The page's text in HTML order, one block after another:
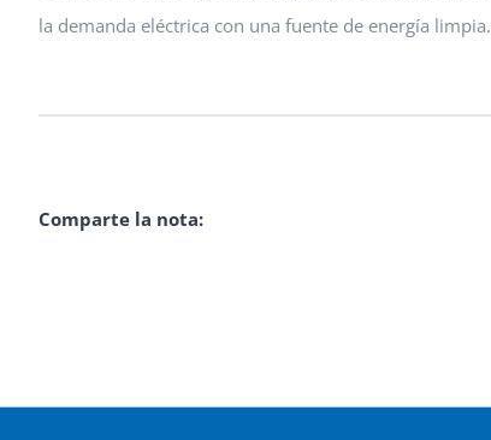
la demanda eléctrica con una fuente de energía limpia.
Comparte la nota: